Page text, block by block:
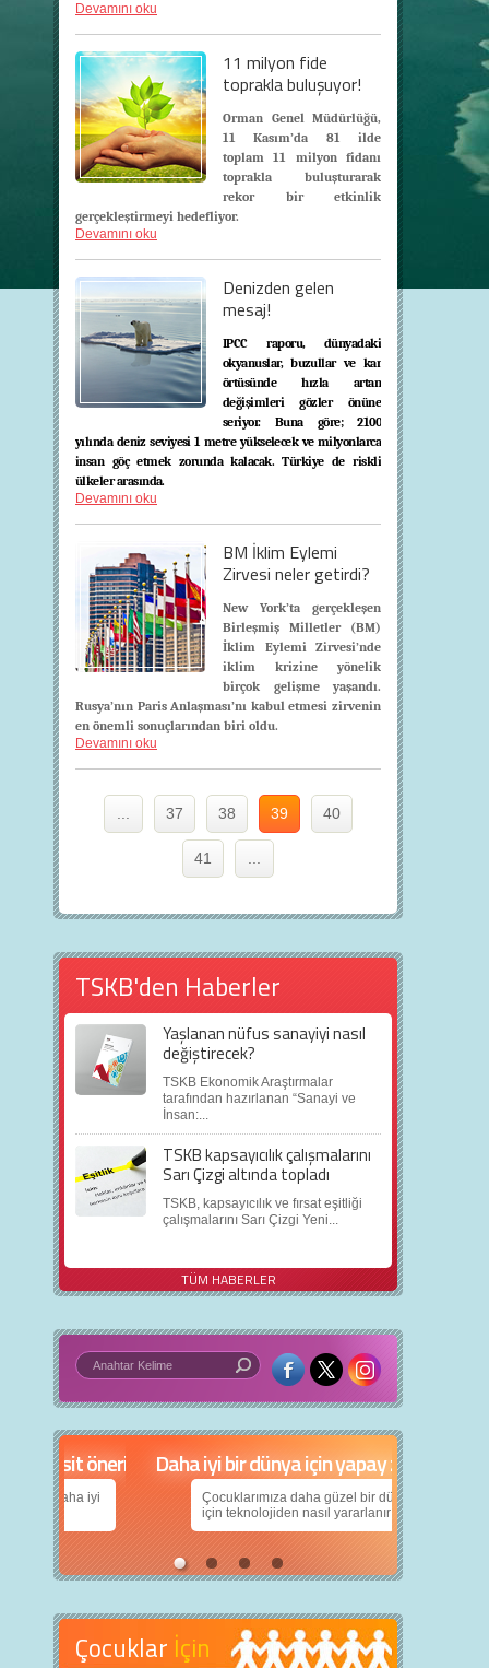
Devamını oku
11 milyon fide
toprakla buluşuyor!
Orman Genel Müdürlüğü,
11 Kasım’da 81 ilde
toplam 11 milyon fidanı
toprakla buluşturarak
rekor bir etkinlik
gerçekleştirmeyi hedefliyor.
Devamını oku
Denizden gelen
mesaj!
IPCCraporu, dünyadaki
okyanuslar, buzullar ve kar
örtüsünde hızla artan
değişimleri gözler önüne
seriyor. Buna göre; 2100
yılında deniz seviyesi 1 metre yükselecek ve milyonlarca
insan göç etmek zorunda kalacak. Türkiye de riskli
ülkeler arasında.
Devamını oku
BM İklim Eylemi
Zirvesi neler getirdi?
New York’ta gerçekleşen
Birleşmiş Milletler (BM)
İklim Eylemi Zirvesi’nde
iklim krizine yönelik
birçok gelişme yaşandı.
Rusya’nın Paris Anlaşması’nı kabul etmesi zirvenin
en önemli sonuçlarından biri oldu.
Devamını oku
37 38 39 40
41
TSKB'den Haberler
Yaşlanan nüfus sanayiyi nasıl
değiştirecek?
TSKB Ekonomik Araştırmalar
tarafından hazırlanan “Sanayi ve
İnsan:...
TSKB kapsayıcılık çalışmalarını
Sarı Çizgi altında topladı
TSKB, kapsayıcılık ve fırsat eşitliği
çalışmalarını Sarı Çizgi Yeni...
TÜM HABERLER
5 basit öneri
daha iyi
Daha iyi bir dünya için yapay zekâ
Çocuklarımıza daha güzel bir dünya bırakabilmek
için teknolojiden nasıl yararlanırız?
Çocuklar İçin